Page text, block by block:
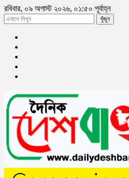
রবিবার, ০৯ অগাস্ট ২০২৬, ০১:৫০ পূর্বাহ্ন
খুঁজুন